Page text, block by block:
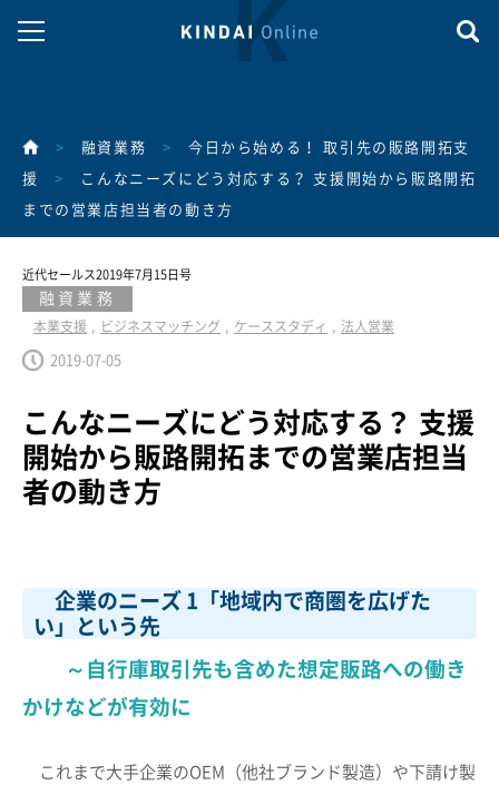
> 融資業務 > 今日から始める！ 取引先の販路開拓支
援 > こんなニーズにどう対応する？ 支援開始から販路開拓
までの営業店担当者の動き方
近代セールス2019年7月15日号
融資業務
本業支援 ビジネスマッチング ケーススタディ 法人営業
2019-07-05
こんなニーズにどう対応する？ 支援
開始から販路開拓までの営業店担当
者の動き方
企業のニーズ 1「地域内で商圏を広げた
い」という先
～自行庫取引先も含めた想定販路への働き
かけなどが有効に
これまで大手企業のOEM（他社ブランド製造）や下請け製